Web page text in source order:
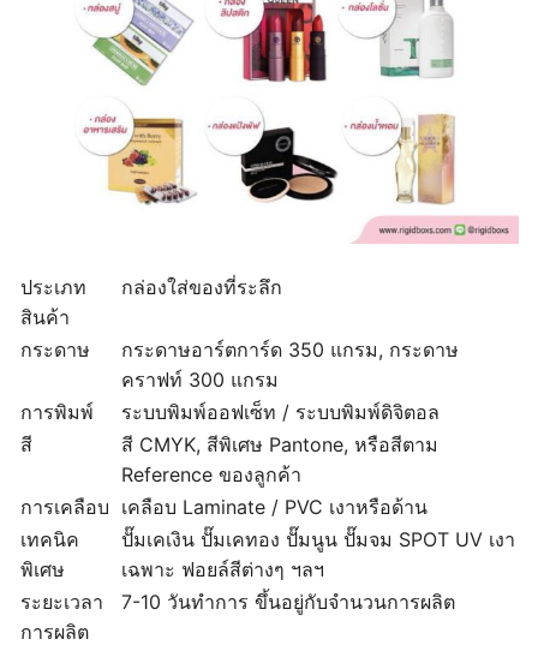
ประเภท
สินค้า
กล่องใส่ของที่ระลึก
กระดาษ
กระดาษอาร์ตการ์ด 350 แกรม, กระดาษ
คราฟท์ 300 แกรม
การพิมพ์
ระบบพิมพ์ออฟเซ็ท / ระบบพิมพ์ดิจิตอล
สี
สี CMYK, สีพิเศษ Pantone, หรือสีตาม
Reference ของลูกค้า
การเคลือบ เคลือบ Laminate / PVC เงาหรือด้าน
เทคนิค
พิเศษ
ปั๊มเคเงิน ปั๊มเคทอง ปั๊มนูน ปั๊มจม SPOT UV เงา
เฉพาะ ฟอยล์สีต่างๆ ฯลฯ
ระยะเวลา
การผลิต
7-10 วันทำการ ขึ้นอยู่กับจำนวนการผลิต